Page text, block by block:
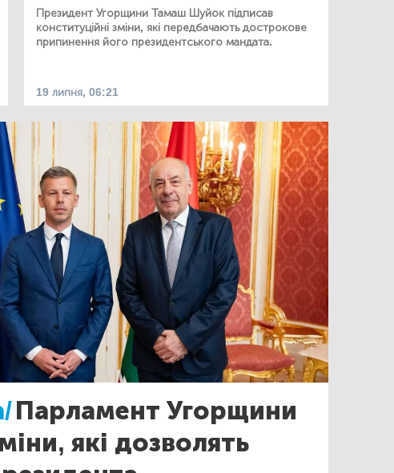
Президент Угорщини Тамаш Шуйок підписав
конституційні зміни, які передбачають дострокове
припинення його президентського мандата.
19 липня, 06:21
Парламент Угорщини
які дозволять